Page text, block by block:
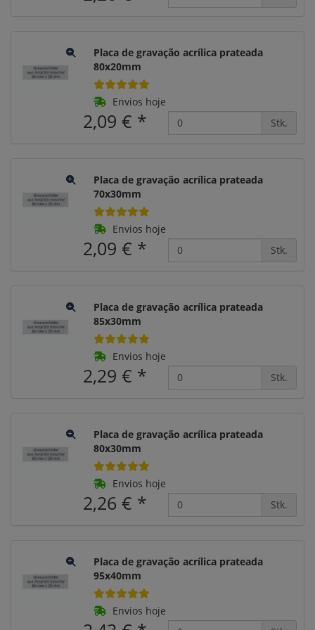
Placa de gravação acrílica prateada
80x20mm
Envios hoje
2,09 € * Stk.
Placa de gravação acrílica prateada
70x30mm
Envios hoje
2,09 € * Stk.
Placa de gravação acrílica prateada
85x30mm
Envios hoje
2,29 € * Stk.
Placa de gravação acrílica prateada
80x30mm
Envios hoje
2,26 € * Stk.
Placa de gravação acrílica prateada
95x40mm
Envios hoje